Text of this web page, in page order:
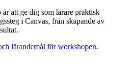
att ge dig som lärare praktisk
i Canvas, från skapande av
lärandemål för workshopen.